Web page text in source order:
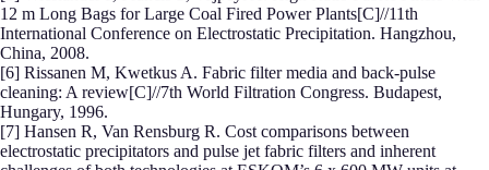
12 m Long Bags for Large Coal Fired Power Plants[C]//11th
International Conference on Electrostatic Precipitation. Hangzhou,
China, 2008.
[6] Rissanen M, Kwetkus A. Fabric filter media and back-pulse
cleaning: A review[C]//7th World Filtration Congress. Budapest,
Hungary, 1996.
[7] Hansen R, Van Rensburg R. Cost comparisons between
electrostatic precipitators and pulse jet fabric filters and inherent